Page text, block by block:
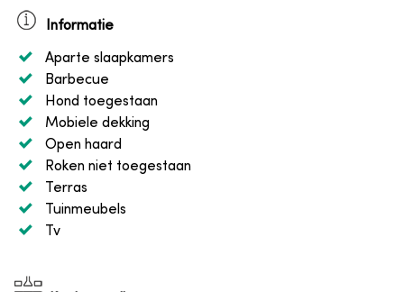
Informatie
Aparte slaapkamers
Barbecue
Hond toegestaan
Mobiele dekking
Open haard
Roken niet toegestaan
Terras
Tuinmeubels
Tv